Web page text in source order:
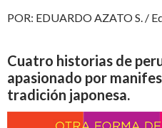
POR: EDUARDO AZATO S. /
Cuatro historias de
apasionado por
tradición japonesa.